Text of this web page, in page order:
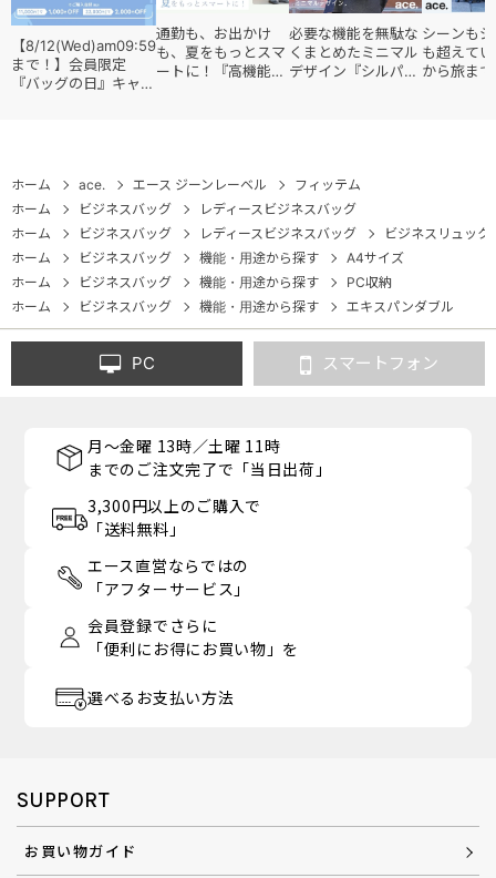
<背面>
ファスナーポケット×１
スマホポケット×１
【8/12(Wed)am09:59
まで！】会員限定
『バッグの日』キャン
通勤も、お出かけ
も、夏をもっとスマ
ートに！『高機能レ
必要な機能を無駄な
くまとめたミニマル
デザイン『シルパッ
シーンも
も超えて
から旅ま
ホーム ace. エース ジーンレーベル
フィッテム
ホーム
ビジネスバッグ
レディースビジネスバッグ
ホーム
ビジネスバッグ レディースビジネスバッグ
ビジネスリュック
ホーム
ビジネスバッグ 機能・用途から探す
A4サイズ
ホーム
ビジネスバッグ 機能・用途から探す
PC収納
ホーム
ビジネスバッグ 機能・用途から探す エキスパンダブル
PC スマートフォン
月～金曜 13時／土曜 11時
までのご注文完了で「当日出荷」
3,300円以上のご購入で
「送料無料」
エース直営ならではの
「アフターサービス」
会員登録でさらに
「便利にお得にお買い物」を
選べるお支払い方法
SUPPORT
お買い物ガイド